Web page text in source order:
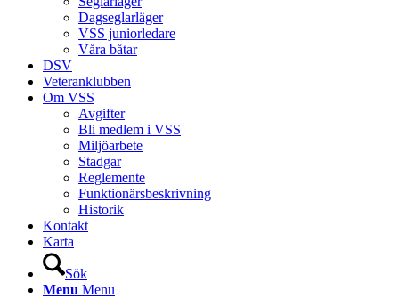
Dagseglarläger
VSS juniorledare
Våra båtar
DSV
Veteranklubben
Om VSS
Avgifter
Bli medlem i VSS
Miljöarbete
Stadgar
Reglemente
Funktionärsbeskrivning
Historik
Kontakt
Karta
Sök
Menu Menu